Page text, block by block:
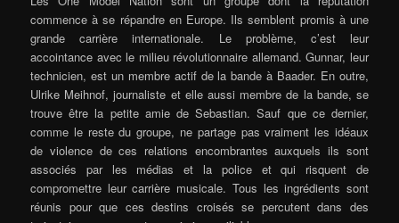
commence à se répandre en Europe. Ils semblent promis à une
grande carrière internationale. Le problème, c’est leur
accointance avec le milieu révolutionnaire allemand. Gunnar, leur
technicien, est un membre actif de la bande à Baader. En outre,
Ulrike Meihnof, journaliste et elle aussi membre de la bande, se
trouve être la petite amie de Sebastian. Sauf que ce dernier,
comme le reste du groupe, ne partage pas vraiment les idéaux
de violence de ces relations encombrantes auxquels ils sont
associés par les médias et la police et qui risquent de
compromettre leur carrière musicale. Tous les ingrédients sont
réunis pour que ces destins croisés se percutent dans des